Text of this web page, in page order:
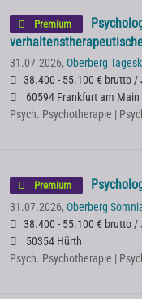
Premium
31.07.2026, Oberberg
38.400 - 55.100 € brutto /
60594 Frankfurt am Main
Psych. Psychotherapie |
Premium
31.07.2026, Oberberg
38.400 - 55.100 € brutto /
50354 Hürth
Psych. Psychotherapie |